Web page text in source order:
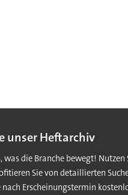
unser Heftarchiv
was die Branche bewegt!
Sie von detaillierten
nach Erscheinungstermin